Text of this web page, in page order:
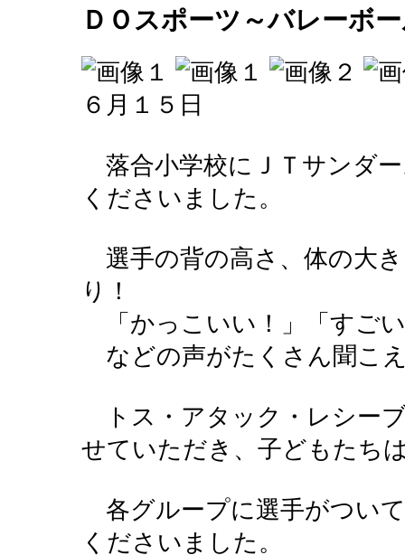
ＤＯスポーツ～バレーボ
６月１５日
落合小学校にＪＴサンダ
くださいました。
選手の背の高さ、体の大
り！
「かっこいい！」「すご
などの声がたくさん聞こ
トス・アタック・レシー
せていただき、子どもたち
各グループに選手がつい
くださいました。